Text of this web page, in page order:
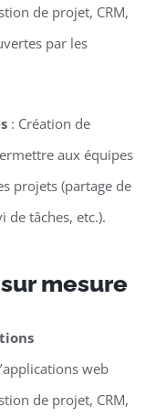
de projet, CRM,
par les
: Création de
aux équipes
projets (partage de
de tâches, etc.).
mesure
web
de projet, CRM,